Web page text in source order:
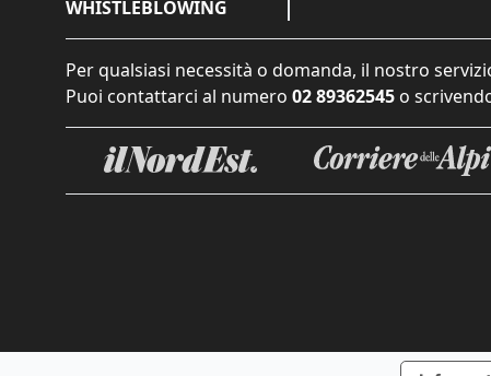
WHISTLEBLOWING
Per qualsiasi necessità o domanda, il nostro
Puoi contattarci al numero 02 89362545 o